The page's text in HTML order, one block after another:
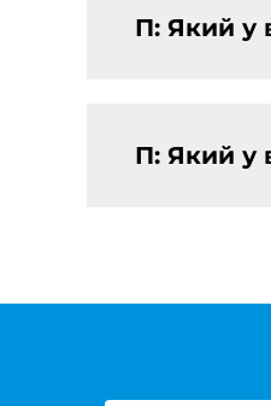
П: Який у
П: Який у